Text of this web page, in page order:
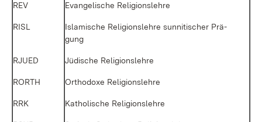
REV Evan­ge­li­sche Re­li­gi­ons­leh­re
RISL
Is­la­mi­sche Re­li­gi­ons­leh­re sun­ni­ti­scher Prä­
gung
RJUED Jü­di­sche Re­li­gi­ons­leh­re
RORTH Or­tho­do­xe Re­li­gi­ons­leh­re
RRK Ka­tho­li­sche Re­li­gi­ons­leh­re